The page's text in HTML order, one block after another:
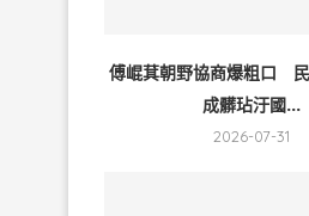
傅崐萁朝野協商爆粗口
成髒玷汙國...
2026-07-31